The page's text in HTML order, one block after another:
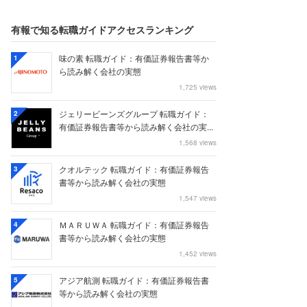
有報で知る転職ガイドアクセスランキング
1
味の素 転職ガイド：有価証券報告書等か
ら読み解く会社の実態
1,725 views
2
ジェリービーンズグループ 転職ガイド：
有価証券報告書等から読み解く会社の実...
1,568 views
3
クオルテック 転職ガイド：有価証券報告
書等から読み解く会社の実態
1,547 views
4
ＭＡＲＵＷＡ 転職ガイド：有価証券報告
書等から読み解く会社の実態
1,452 views
5
アジア航測 転職ガイド：有価証券報告書
等から読み解く会社の実態